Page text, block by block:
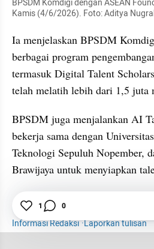
BPSDM Komdigi dengan ASEAN
Kamis (4/6/2026). Foto: Aditya
Ia menjelaskan BPSDM
berbagai program
termasuk Digital Talent
telah melatih lebih dari 1,5 juta
BPSDM juga menjalankan AI
bekerja sama dengan
Teknologi Sepuluh Nopember,
Brawijaya untuk menyiapkan
Komdigi
Informasi Redaksi·Laporkan tulisan
1 0